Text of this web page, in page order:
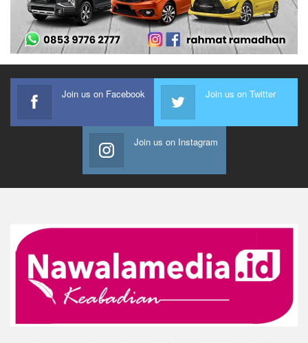
Join us on Facebook Join us on Twitter
Join us on Instagram